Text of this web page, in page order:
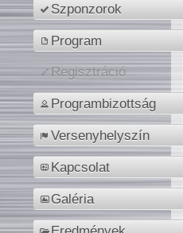
Szponzorok
Program
Regisztráció
Programbizottság
Versenyhelyszín
Kapcsolat
Galéria